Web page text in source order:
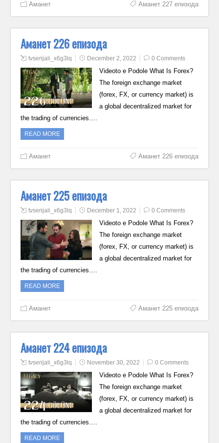
Аманет Аманет 227 епизода
Аманет 226 епизода
tvserijali_x6g3lq December 2, 2022 0 Comments
Videoto e Podole What Is Forex?
The foreign exchange market
(forex, FX, or currency market) is
a global decentralized market for
the trading of currencies….
READ MORE
Аманет Аманет 226 епизода
Аманет 225 епизода
tvserijali_x6g3lq December 1, 2022 0 Comments
Videoto e Podole What Is Forex?
The foreign exchange market
(forex, FX, or currency market) is
a global decentralized market for
the trading of currencies….
READ MORE
Аманет Аманет 225 епизода
Аманет 224 епизода
tvserijali_x6g3lq November 30, 2022 0 Comments
Videoto e Podole What Is Forex?
The foreign exchange market
(forex, FX, or currency market) is
a global decentralized market for
the trading of currencies….
READ MORE